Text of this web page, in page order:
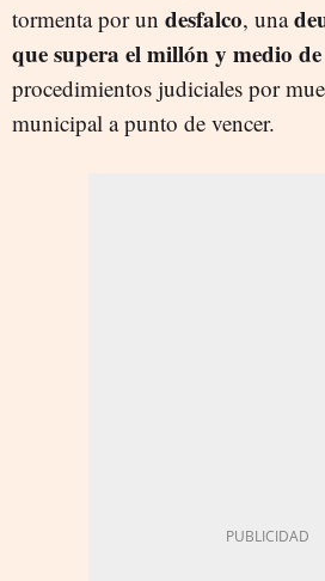
tormenta por un desfalco, una
que supera el millón y medio
procedimientos judiciales por
municipal a punto de vencer.